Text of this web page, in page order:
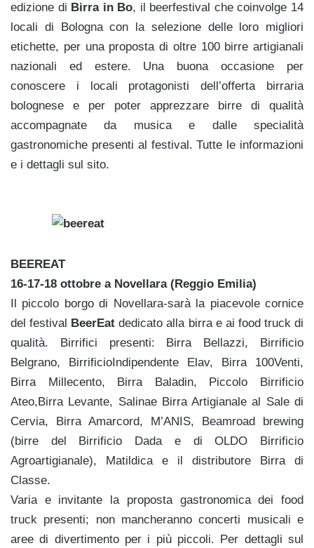
edizione di Birra in Bo, il beerfestival che coinvolge 14
locali di Bologna con la selezione delle loro migliori
etichette, per una proposta di oltre 100 birre artigianali
nazionali ed estere. Una buona occasione per
conoscere i locali protagonisti dell’offerta birraria
bolognese e per poter apprezzare birre di qualità
accompagnate da musica e dalle specialità
gastronomiche presenti al festival. Tutte le informazioni
e i dettagli sul sito.
BEEREAT
16-17-18 ottobre a Novellara (Reggio Emilia)
Il piccolo borgo di Novellara-sarà la piacevole cornice
del festival BeerEat dedicato alla birra e ai food truck di
qualità. Birrifici presenti: Birra Bellazzi, Birrificio
Belgrano, BirrificioIndipendente Elav, Birra 100Venti,
Birra Millecento, Birra Baladin, Piccolo Birrificio
Ateo,Birra Levante, Salinae Birra Artigianale al Sale di
Cervia, Birra Amarcord, M’ANIS, Beamroad brewing
(birre del Birrificio Dada e di OLDO Birrificio
Agroartigianale), Matildica e il distributore Birra di
Classe.
Varia e invitante la proposta gastronomica dei food
truck presenti; non mancheranno concerti musicali e
aree di divertimento per i più piccoli. Per dettagli sul